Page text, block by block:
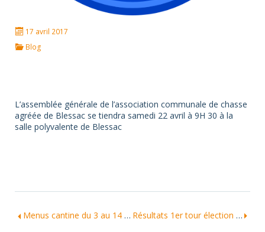
17 avril 2017
Blog
L’assemblée générale de l’association communale de chasse
agréée de Blessac se tiendra samedi 22 avril à 9H 30 à la
salle polyvalente de Blessac
Menus cantine du 3 au 14 avril 2017 Résultats 1er tour élection présidentielle- 23 avril 2017